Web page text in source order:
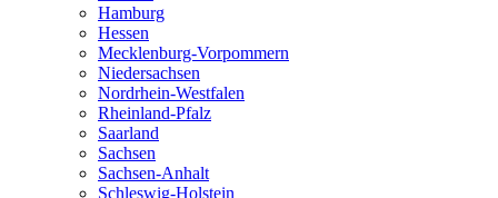
Hamburg
Hessen
Mecklenburg-Vorpommern
Niedersachsen
Nordrhein-Westfalen
Rheinland-Pfalz
Saarland
Sachsen
Sachsen-Anhalt
Schleswig-Holstein